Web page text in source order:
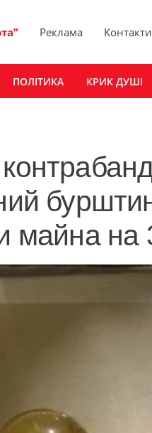
Реклама Контакти
ПОЛІТИКА КРИК ДУШІ
майна на